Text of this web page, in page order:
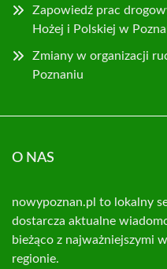
Zapowiedź prac
Hożej i Polskiej w
Zmiany w organizacji
Poznaniu
O NAS
nowypoznan.pl to lokalny
dostarcza aktualne
bieżąco z najważniejszymi
regionie.